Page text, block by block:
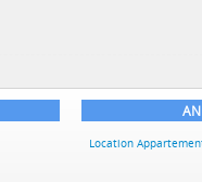
Location